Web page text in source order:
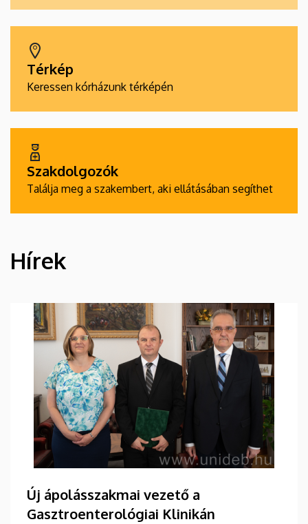
Térkép
Keressen kórházunk térképén
Szakdolgozók
Találja meg a szakembert, aki ellátásában segíthet
HÍREK
Hírek
Új ápolásszakmai vezető a
Gasztroenterológiai Klinikán